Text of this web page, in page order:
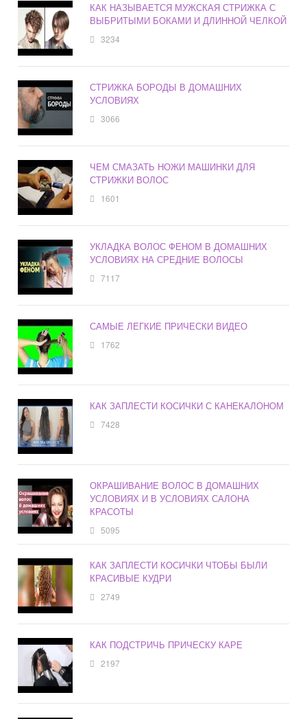
КАК НАЗЫВАЕТСЯ МУЖСКАЯ СТРИЖКА С
ВЫБРИТЫМИ БОКАМИ И ДЛИННОЙ ЧЕЛКОЙ
3234
СТРИЖКА БОРОДЫ В ДОМАШНИХ
УСЛОВИЯХ
3066
ЧЕМ СМАЗАТЬ НОЖИ МАШИНКИ ДЛЯ
СТРИЖКИ ВОЛОС
1601
УКЛАДКА ВОЛОС ФЕНОМ В ДОМАШНИХ
УСЛОВИЯХ НА СРЕДНИЕ ВОЛОСЫ
7117
САМЫЕ ЛЕГКИЕ ПРИЧЕСКИ ВИДЕО
1762
КАК ЗАПЛЕСТИ КОСИЧКИ С КАНЕКАЛОНОМ
7428
ОКРАШИВАНИЕ ВОЛОС В ДОМАШНИХ
УСЛОВИЯХ И В УСЛОВИЯХ САЛОНА
КРАСОТЫ
5095
КАК ЗАПЛЕСТИ КОСИЧКИ ЧТОБЫ БЫЛИ
КРАСИВЫЕ КУДРИ
2749
КАК ПОДСТРИЧЬ ПРИЧЕСКУ КАРЕ
2197